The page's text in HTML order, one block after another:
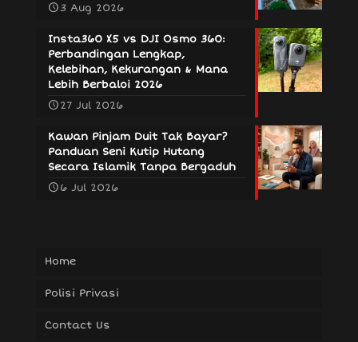
3 Aug 2026
Insta360 X5 vs DJI Osmo 360:
Perbandingan Lengkap,
Kelebihan, Kekurangan & Mana
Lebih Berbaloi 2026
27 Jul 2026
Kawan Pinjam Duit Tak Bayar?
Panduan Seni Kutip Hutang
Secara Islamik Tanpa Bergaduh
6 Jul 2026
Home
Polisi Privasi
Contact Us